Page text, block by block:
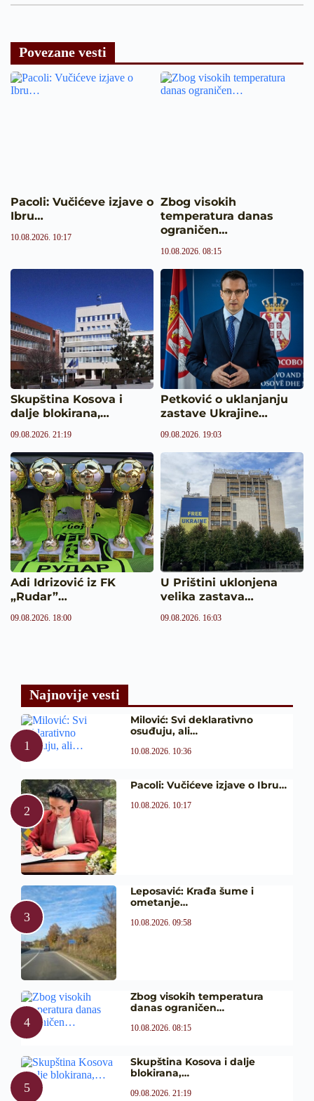
Povezane vesti
Pacoli: Vučićeve izjave o
Ibru…
10.08.2026. 10:17
Zbog visokih
temperatura danas
ograničen…
10.08.2026. 08:15
Skupština Kosova i
dalje blokirana,…
09.08.2026. 21:19
Petković o uklanjanju
zastave Ukrajine…
09.08.2026. 19:03
Adi Idrizović iz FK
„Rudar”…
09.08.2026. 18:00
U Prištini uklonjena
velika zastava…
09.08.2026. 16:03
Najnovije vesti
Milović: Svi deklarativno
osuđuju, ali…
10.08.2026. 10:36
Pacoli: Vučićeve izjave o Ibru…
10.08.2026. 10:17
Leposavić: Krađa šume i
ometanje…
10.08.2026. 09:58
Zbog visokih temperatura
danas ograničen…
10.08.2026. 08:15
Skupština Kosova i dalje
blokirana,…
09.08.2026. 21:19